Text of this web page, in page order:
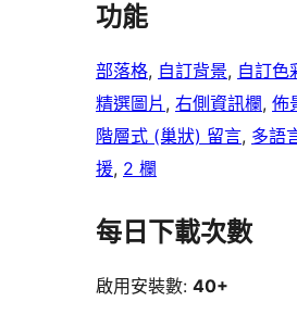
功能
部落格, 自訂背景, 自訂色
精選圖片 , 右側資訊欄, 佈
階層式 (巢狀) 留言, 多語
援, 2 欄
每日下載次數
啟用安裝數: 40+